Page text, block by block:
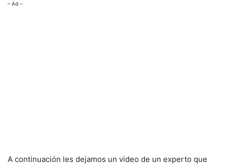
– Ad –
A continuación les dejamos un video de un experto que